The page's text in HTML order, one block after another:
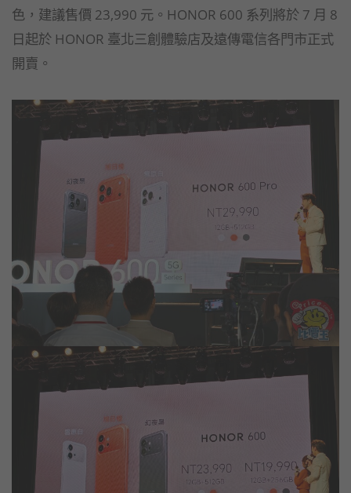
色，建議售價 23,990 元。HONOR 600 系列將於 7 月 8
日起於 HONOR 臺北三創體驗店及遠傳電信各門市正式
開賣。